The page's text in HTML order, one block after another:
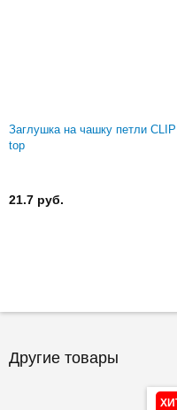
Заглушка на чашку петли CLIP
top
21.7 руб.
Другие товары